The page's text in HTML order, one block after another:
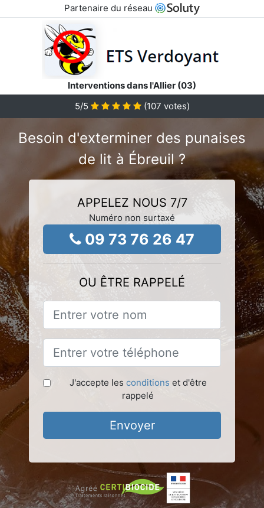
Partenaire du réseau
Interventions dans l'Allier (03)
5/5 (107 votes)
Besoin d'exterminer des punaises
de lit à Ébreuil ?
APPELEZ NOUS 7/7
Numéro non surtaxé
09 73 76 26 47
OU ÊTRE RAPPELÉ
J'accepte les conditions et d'être
rappelé
Envoyer